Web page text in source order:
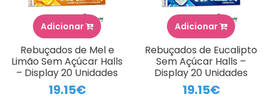
Adicionar
Rebuçados de Mel e
Limão Sem Açúcar Halls
– Display 20 Unidades
19.15€
Adicionar
Rebuçados de Eucalipto
Sem Açúcar Halls –
Display 20 Unidades
19.15€